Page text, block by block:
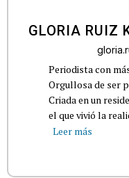
GLORIA RUIZ
Periodista con
Orgullosa de ser
Criada en un
el que vivió la
Leer más